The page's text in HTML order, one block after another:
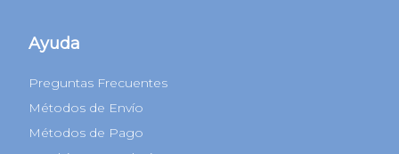
Ayuda
Preguntas Frecuentes
Métodos de Envío
Métodos de Pago